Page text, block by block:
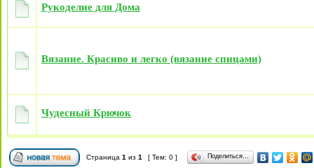
Рукоделие для Дома
Вязание. Красиво и легко (вязание спицами)
Чудесный Крючок
Страница 1 из 1 [ Тем: 0 ] Поделиться…